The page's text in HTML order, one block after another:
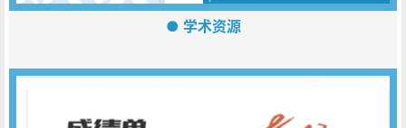
● 学术资源